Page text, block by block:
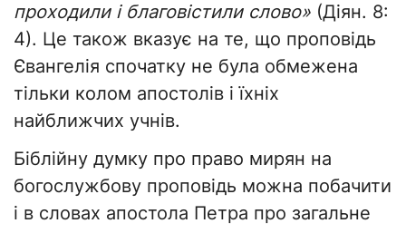
проходили і благовістили слово» (Діян. 8:
4). Це також вказує на те, що проповідь
Євангелія спочатку не була обмежена
тільки колом апостолів і їхніх
найближчих учнів.
Біблійну думку про право мирян на
богослужбову проповідь можна побачити
і в словах апостола Петра про загальне